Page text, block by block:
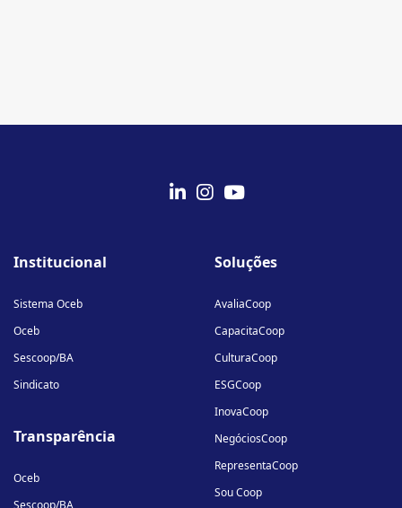
linkedin-
instagram
youtube
Institucional
Sistema Oceb
Oceb
Sescoop/BA
Sindicato
Transparência
Oceb
Soluções
AvaliaCoop
CapacitaCoop
CulturaCoop
ESGCoop
InovaCoop
NegóciosCoop
RepresentaCoop
Sou Coop